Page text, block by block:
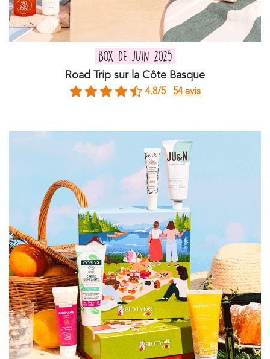
BOX DE JUIN 2025
Road Trip sur la Côte Basque
4.8/5 54 avis